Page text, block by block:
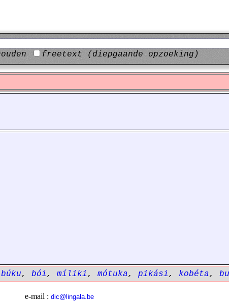
freetext (diepgaande opzoeking)
búku, bói, míliki, mótuka, pikási, kobéta,
e-mail : dic@lingala.be